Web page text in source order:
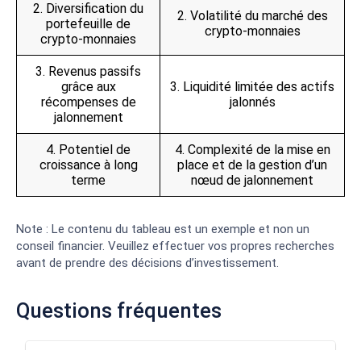
2. Diversification du
portefeuille de
crypto-monnaies
2. Volatilité du marché des
crypto-monnaies
3. Revenus passifs
grâce aux
récompenses de
jalonnement
3. Liquidité limitée des actifs
jalonnés
4. Potentiel de
croissance à long
terme
4. Complexité de la mise en
place et de la gestion d’un
nœud de jalonnement
Note : Le contenu du tableau est un exemple et non un
conseil financier. Veuillez effectuer vos propres recherches
avant de prendre des décisions d’investissement.
Questions fréquentes